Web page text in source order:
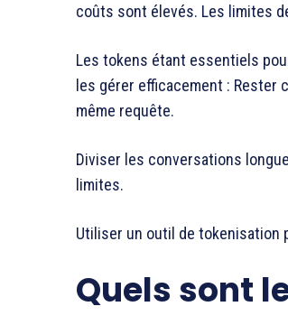
coûts sont élevés. Les limites
Les tokens étant essentiels
les gérer efficacement : Rester
même requête.
Diviser les conversations
limites.
Utiliser un outil de tokenisation
Quels sont